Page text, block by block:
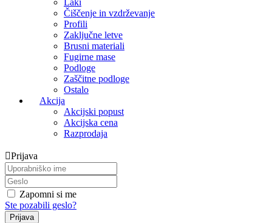
Laki
Čiščenje in vzdrževanje
Profili
Zaključne letve
Brusni materiali
Fugirne mase
Podloge
Zaščitne podloge
Ostalo
Akcija
Akcijski popust
Akcijska cena
Razprodaja
Prijava
Zapomni si me
Ste pozabili geslo?